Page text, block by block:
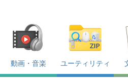
動画・音楽 ユーティリティ